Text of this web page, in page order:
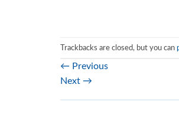
Trackbacks are closed, but you can
← Previous
Next →